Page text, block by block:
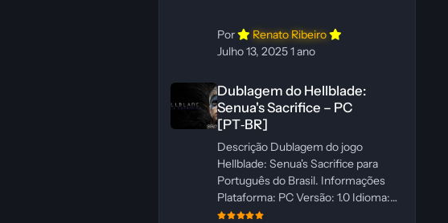
Por
Renato Ribeiro
Julho 13, 20251 ano
Dublagem do Hellblade:
Senua's Sacrifice – PC
[PT‑BR]
Descrição Dublagem do jogo
Hellblade: Senua's Sacrifice para
Português do Brasil. Informações
Plataforma: PC Versão: 1.0 Idioma:
Português‑BR Versão Suportada: